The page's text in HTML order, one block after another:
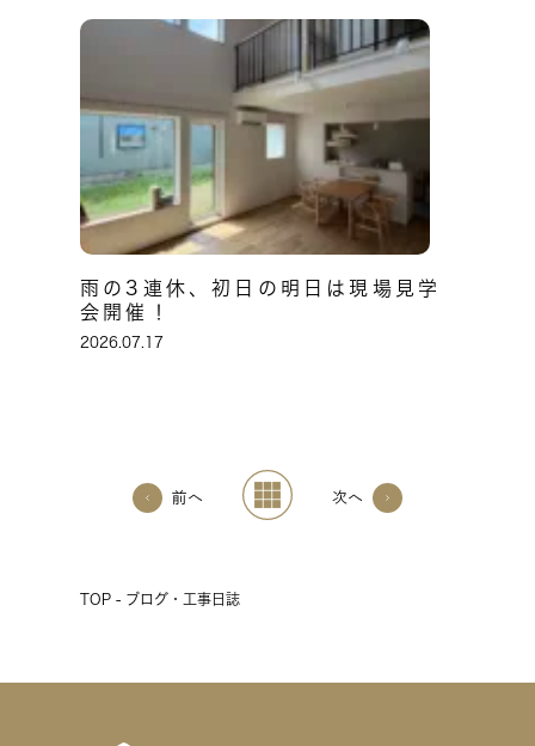
雨の3連休、初日の明日は現場見学
会開催！
2026.07.17
前へ 次へ
TOP - ブログ・工事日誌